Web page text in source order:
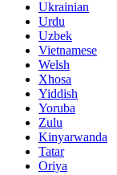
Ukrainian
Urdu
Uzbek
Vietnamese
Welsh
Xhosa
Yiddish
Yoruba
Zulu
Kinyarwanda
Tatar
Oriya